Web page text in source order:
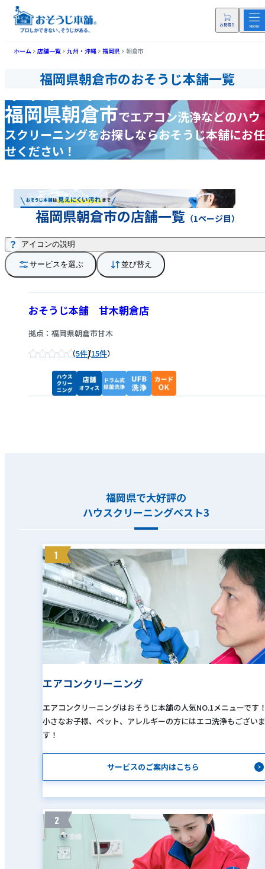
ホーム 店舗一覧 九州・沖縄 福岡県 朝倉市
福岡県朝倉市のおそうじ本舗一覧
福岡県朝倉市でエアコン洗浄などのハウ
スクリーニングをお探しならおそうじ本舗にお任
せください！
福岡県朝倉市の店舗一覧 （1ページ目）
サービスを選ぶ 並び替え
アイコンの説明
おそうじ本舗 甘木朝倉店
拠点：福岡県朝倉市甘木
5件/15件
福岡県で大好評の
ハウスクリーニングベスト3
1
エアコンクリーニング
エアコンクリーニングはおそうじ本舗の人気NO.1メニューです
小さなお子様、ペット、アレルギーの方にはエコ洗浄もございま
す！
サービスのご案内はこちら
2